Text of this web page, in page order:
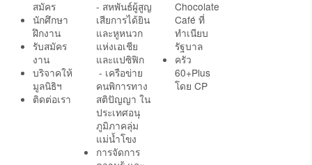
สมัคร
นักศึกษา
ฝึกงาน
รับสมัคร
งาน
บริจาคให้
มูลนิธิฯ
ติดต่อเรา
- สหพันธ์ผู้สูญ
เสียการได้ยิน
และหูหนวก
แห่งเอเชีย
และแปซิฟิก
- เครือข่าย
คนพิการทาง
สติปัญญา ใน
ประเทศอนุ
ภูมิภาคลุ่ม
แม่น้ำโขง
การจัดการ
Chocolate
Café ที่
ทำเนียบ
รัฐบาล
ครัว
60+Plus
โดย CP